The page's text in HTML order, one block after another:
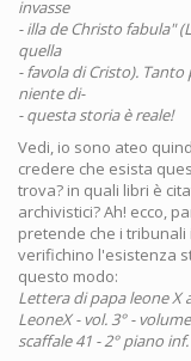
invasse
- illa de Christo fabula"
quella
- favola di Cristo).
niente di-
- questa storia è reale!
Vedi, io sono ateo
credere che esista
trova? in quali libri è
archivistici? Ah! ecco,
pretende che i
verifichino l'esistenza
questo modo:
Lettera di papa leone X
LeoneX - vol. 3° -
scaffale 41 - 2° piano